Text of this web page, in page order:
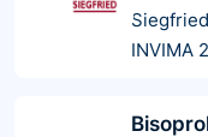
Siegfried
INVIMA